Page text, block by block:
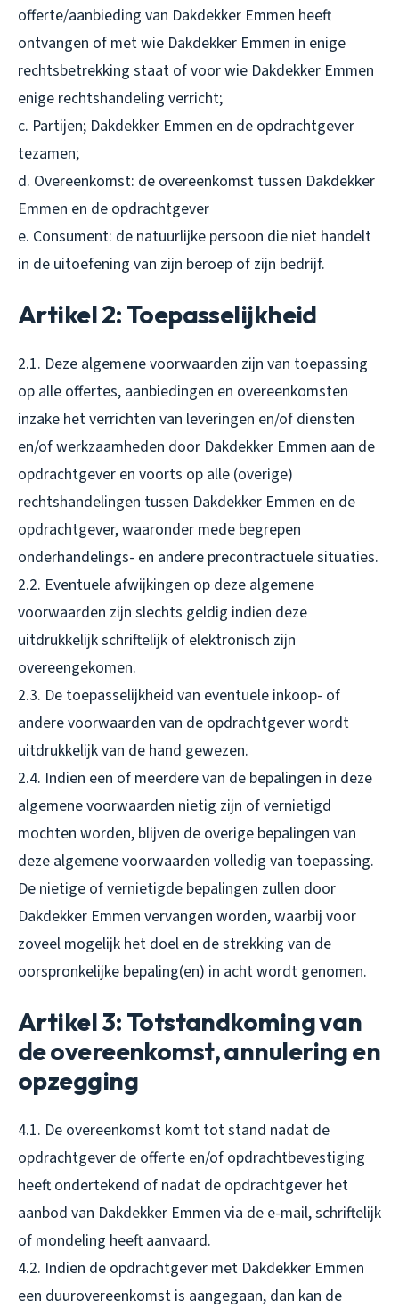
offerte/aanbieding van Dakdekker Emmen heeft
ontvangen of met wie Dakdekker Emmen in enige
rechtsbetrekking staat of voor wie Dakdekker Emmen
enige rechtshandeling verricht;
c. Partijen; Dakdekker Emmen en de opdrachtgever
tezamen;
d. Overeenkomst: de overeenkomst tussen Dakdekker
Emmen en de opdrachtgever
e. Consument: de natuurlijke persoon die niet handelt
in de uitoefening van zijn beroep of zijn bedrijf.
Artikel 2: Toepasselijkheid
2.1. Deze algemene voorwaarden zijn van toepassing
op alle offertes, aanbiedingen en overeenkomsten
inzake het verrichten van leveringen en/of diensten
en/of werkzaamheden door Dakdekker Emmen aan de
opdrachtgever en voorts op alle (overige)
rechtshandelingen tussen Dakdekker Emmen en de
opdrachtgever, waaronder mede begrepen
onderhandelings- en andere precontractuele situaties.
2.2. Eventuele afwijkingen op deze algemene
voorwaarden zijn slechts geldig indien deze
uitdrukkelijk schriftelijk of elektronisch zijn
overeengekomen.
2.3. De toepasselijkheid van eventuele inkoop- of
andere voorwaarden van de opdrachtgever wordt
uitdrukkelijk van de hand gewezen.
2.4. Indien een of meerdere van de bepalingen in deze
algemene voorwaarden nietig zijn of vernietigd
mochten worden, blijven de overige bepalingen van
deze algemene voorwaarden volledig van toepassing.
De nietige of vernietigde bepalingen zullen door
Dakdekker Emmen vervangen worden, waarbij voor
zoveel mogelijk het doel en de strekking van de
oorspronkelijke bepaling(en) in acht wordt genomen.
Artikel 3: Totstandkoming van
de overeenkomst, annulering en
opzegging
4.1. De overeenkomst komt tot stand nadat de
opdrachtgever de offerte en/of opdrachtbevestiging
heeft ondertekend of nadat de opdrachtgever het
aanbod van Dakdekker Emmen via de e-mail, schriftelijk
of mondeling heeft aanvaard.
4.2. Indien de opdrachtgever met Dakdekker Emmen
een duurovereenkomst is aangegaan, dan kan de